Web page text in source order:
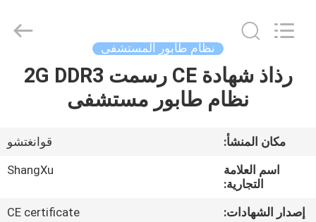
الصفحة
الرئيسية
منتجات
معلومات
عنا
نظام طابور المستشفى
رذاذ شهادة CE رسمت 2G DDR3
نظام طابور مستشفى
مكان المنشأ:
قوانغتشو
اسم العلامة
التجارية:
ShangXu
إصدار الشهادات:
CE certificate